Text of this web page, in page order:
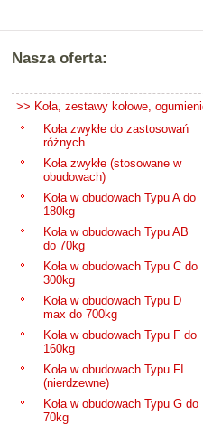
Nasza oferta:
>> Koła, zestawy kołowe,
Koła zwykłe do zastosowań
różnych
Koła zwykłe (stosowane w
obudowach)
Koła w obudowach Typu A do
180kg
Koła w obudowach Typu AB
do 70kg
Koła w obudowach Typu C do
300kg
Koła w obudowach Typu D
max do 700kg
Koła w obudowach Typu F do
160kg
Koła w obudowach Typu FI
(nierdzewne)
Koła w obudowach Typu G do
70kg